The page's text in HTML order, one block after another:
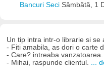
Bancuri Seci Sâmbătă, 1
Un tip intra intr-o librarie si se
- Fiti amabila, as dori o carte
- Care? intreaba vanzatoarea.
- Mihai, raspunde clientul. ...